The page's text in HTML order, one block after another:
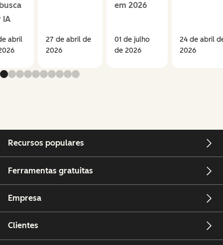
IA
abril
27 de abril de
2026
em 2026
01 de julho
de 2026
24 de abril
2026
Recursos populares
Ferramentas gratuitas
Empresa
Clientes